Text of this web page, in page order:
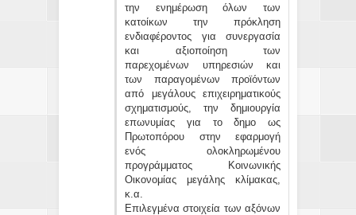
την ενημέρωση όλων των
κατοίκων την πρόκληση
ενδιαφέροντος για συνεργασία
και αξιοποίηση των
παρεχομένων υπηρεσιών και
των παραγομένων προϊόντων
από μεγάλους επιχειρηματικούς
σχηματισμούς, την δημιουργία
επωνυμίας για το δημο ως
Πρωτοπόρου στην εφαρμογή
ενός ολοκληρωμένου
προγράμματος Κοινωνικής
Οικονομίας μεγάλης κλίμακας,
κ.α.
Επιλεγμένα στοιχεία των αξόνων